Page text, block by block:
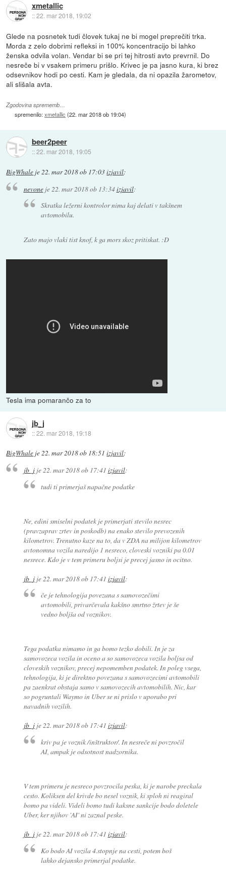
xmetallic
::22. mar 2018, 19:02
Glede na posnetek tudi človek tukaj ne bi mogel preprečiti trka.
Morda z zelo dobrimi refleksi in 100% koncentracijo bi lahko
ženska odvila volan. Vendar bi se pri tej hitrosti avto prevrnil. Do
nesreče bi v vsakem primeru prišlo. Krivec je pa jasno kura, ki brez
odsevnikov hodi po cesti. Kam je gledala, da ni opazila žarometov,
ali slišala avta.
Zgodovina sprememb…
spremenilo:xmetallic (22. mar 2018 ob 19:04)
beer2peer
::22. mar 2018, 19:05
BigWhale je22. mar 2018 ob 17:03izjavil:
nevoneje 22. mar 2018 ob 13:34izjavil:
Skratka ležerni kontrolor nima kaj delati v takšnem
avtomobilu.
Zato majo vlaki tist knof, k ga mors skoz pritiskat. :D
Tesla ima pomarančo za to
jb_j
::22. mar 2018, 19:18
BigWhale je22. mar 2018 ob 18:51 izjavil:
jb_jje22. mar 2018 ob 17:41 izjavil:
tudi ti primerjaš napačne podatke
Ne, edini smiselni podatek je primerjati stevilo nesrec
(pravzaprav zrtev in poskodb) na enako stevilo prevozenih
kilometrov. Trenutno kaze na to, da v ZDA na milijon kilometrov
avtonomna vozila naredijo 1 nesreco, cloveski vozniki pa 0.01
nesrece. Kdo je v tem primeru boljsi je precej jasno in ocitno.
jb_jje 22. mar 2018 ob 17:41 izjavil:
če je tehnologija povezana s samovozečimi
avtomobili, privarčevala kakšno smrtno žrtev je še
vedno boljša od voznikov.
Tega podatka nimamo in ga bomo tezko dobili. In je za
samovozeca vozila in oceno a so samovozeca vozila boljsa od
cloveskih voznikov, precej nepomemben podatek. In poleg vsega,
tehnologija, ki je direktno povezana s samovozecimi avtomobili
pa zaenkrat obstaja samo v samovozecih avtomobilih. Nic, kar
so pogruntali Waymo in Uber se ni prislo v uporabo pri
navadnih vozilih.
jb_jje22. mar 2018 ob 17:41 izjavil:
kriv pa je voznik /inštruktor/. In nesreče ni povzročil
AI, ampak je odsotnost nadzornika.
V tem primeru je nesreco povzrocila peska, ki je narobe preckala
cesto. Koliksen del krivde bo nesel voznik, ki sploh ni reagiral
bomo pa videli. Videli bomo tudi kaksne sankcije bodo doletele
Uber, ker njihov 'AI' ni zaznal peske.
jb_jje22. mar 2018 ob 17:41 izjavil:
Ko bodo AI vozila 4.stopnje na cesti, potem boš
lahko dejansko primerjal podatke.